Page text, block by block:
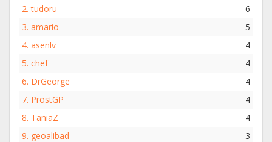
2.tudoru
6
3. amario
5
4. asenlv
4
5. chef
4
6. DrGeorge
4
7. ProstGP
4
8. TaniaZ
4
9. geoalibad
3